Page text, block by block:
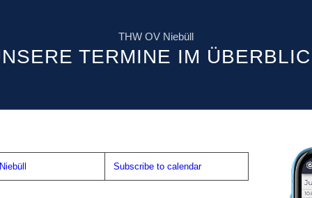
THW OV Niebüll
TERMINE IM
Subscribe to calendar